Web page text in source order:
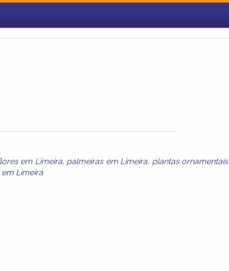
em Limeira, palmeiras em Limeira, plantas ornamentais
em Limeira